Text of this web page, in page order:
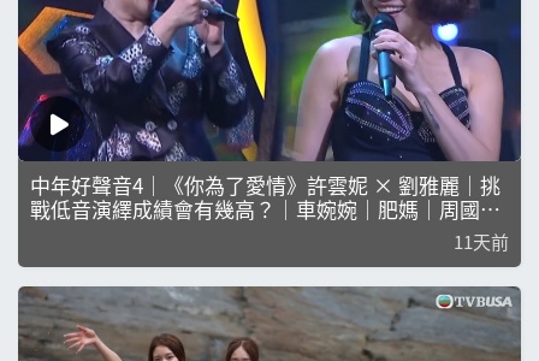
中年好聲音4｜《你為了愛情》許雲妮 × 劉雅麗｜挑
戰低音演繹成績會有幾高？｜車婉婉｜肥媽｜周國豐
｜張佳添｜海兒｜鍾鎮濤｜米雪｜石修｜娛樂｜真人
11天前